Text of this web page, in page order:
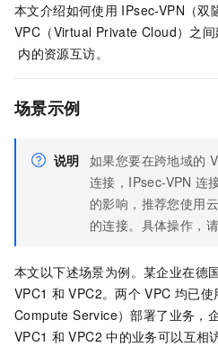
本文介绍如何使用 IPsec-VPN（双
VPC（Virtual Private Cloud）之
内的资源互访。
场景示例
说明 如果您要在跨地域的
连接，IPsec-VPN 连
的影响，推荐您使用
的连接。具体操作，
本文以下述场景为例。某企业在德
VPC1 和 VPC2。两个 VPC 均已使
Compute Service）部署了业务，
VPC1 和 VPC2 中的业务可以互相